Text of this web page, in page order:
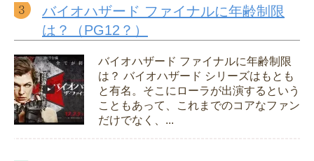
バイオハザード ファイナルに年齢制限
は？（PG12？）
バイオハザード ファイナルに年齢制限
は？ バイオハザード シリーズはもとも
と有名。そこにローラが出演するという
こともあって、これまでのコアなファン
だけでなく、...